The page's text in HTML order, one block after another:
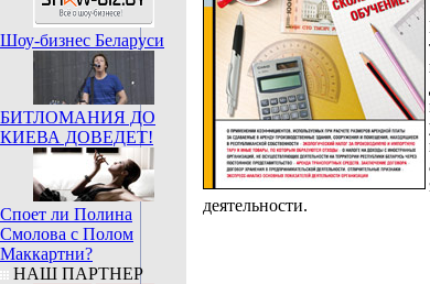
Шоу-бизнес Беларуси
БИТЛОМАНИЯ ДО
КИЕВА ДОВЕДЕТ!
Споет ли Полина
Смолова с Полом
Маккартни?
НАШ ПАРТНЕР
деятельности.